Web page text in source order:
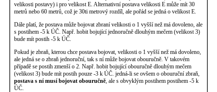
velikosti postavy) i pro velikost E. Alternativní postava velikosti E může mít 30
metrů nebo 60 metrů, což je 30ti metrový rozdíl, ale pořád se jedná o velikost E.
Dále platí, že postava může bojovat zbraní velikosti o 1 vyšší než má dovoleno, ale
s postihem -5 k ÚČ. Např. hobit bojující jednoručně dlouhým mečem (velikost 3)
bude mít postih -5 k ÚČ.
Pokud je zbraň, kterou chce postava bojovat, velikosti o 1 vyšší než má dovoleno,
ale jedná se o zbraň jednoruční, tak s ní může bojovat obouručně. V takovém
případě se postih zmenší o 2. Např. hobit bojující obouručně dlouhým mečem
(velikost 3) bude mít postih pouze -3 k ÚČ. jedná-li se ovšem o obouruční zbraň,
postava s ní musí bojovat obouručně , ale s obvyklým postihem postihem -5 k
ÚČ.